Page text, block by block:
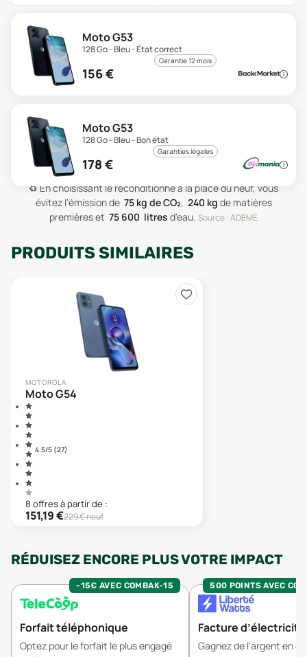
Moto G53
128 Go - Bleu - État correct
Garantie 12 mois
156€
Moto G53
128 Go - Bleu - Bon état
Garanties légales
178 €
♻️ En choisissant le reconditionné à la place du neuf, vous
évitez l'émission de 75 kg de CO₂, 240 kg de matières
premièreset 75 600 litres d'eau. Source : ADEME
PRODUITS SIMILAIRES
MOTOROLA
Moto G54
4.5/5 (27)
8 offresà partir de :
151,19€229€ neuf
RÉDUISEZ ENCORE PLUS VOTRE IMPACT
-15€ AVEC COMBAK-15
Forfait téléphonique
Optez pour le forfait le plus engagé
500 POINTS AVEC
Facture d’électricité
Gagnez de l'argent en